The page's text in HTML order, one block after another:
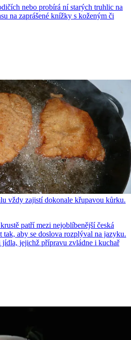
nebo probírá ní starých truhlic na
na zaprášené knížky s koženým či
vždy zajistí dokonale křupavou kůrku.
patří mezi nejoblíbenější česká
tak, aby se doslova rozplýval na jazyku.
jejichž přípravu zvládne i kuchař